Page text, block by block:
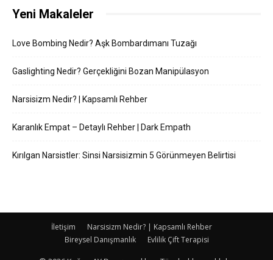
Yeni Makaleler
Love Bombing Nedir? Aşk Bombardımanı Tuzağı
Gaslighting Nedir? Gerçekliğini Bozan Manipülasyon
Narsisizm Nedir? | Kapsamlı Rehber
Karanlık Empat – Detaylı Rehber | Dark Empath
Kırılgan Narsistler: Sinsi Narsisizmin 5 Görünmeyen Belirtisi
İletişim
Narsisizm Nedir? | Kapsamlı Rehber
Bireysel Danışmanlık
Evlilik Çift Terapisi